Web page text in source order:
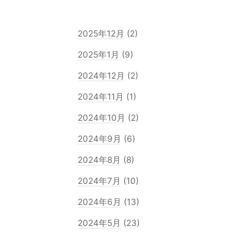
2025年12月 (2)
2025年1月 (9)
2024年12月 (2)
2024年11月 (1)
2024年10月 (2)
2024年9月 (6)
2024年8月 (8)
2024年7月 (10)
2024年6月 (13)
2024年5月 (23)